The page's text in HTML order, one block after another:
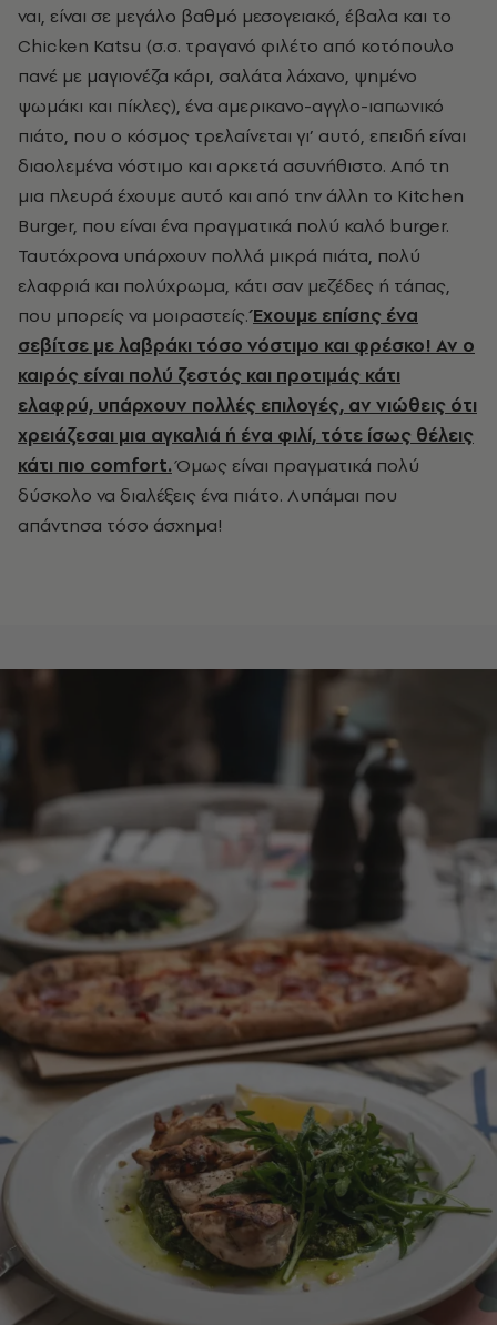
ναι, είναι σε μεγάλο βαθμό μεσογειακό, έβαλα και το
Chicken Katsu (σ.σ. τραγανό φιλέτο από κοτόπουλο
πανέ με μαγιονέζα κάρι, σαλάτα λάχανο, ψημένο
ψωμάκι και πίκλες), ένα αμερικανο-αγγλο-ιαπωνικό
πιάτο, που ο κόσμος τρελαίνεται γι’ αυτό, επειδή είναι
διαολεμένα νόστιμο και αρκετά ασυνήθιστο. Από τη
μια πλευρά έχουμε αυτό και από την άλλη το Kitchen
Burger, που είναι ένα πραγματικά πολύ καλό burger.
Ταυτόχρονα υπάρχουν πολλά μικρά πιάτα, πολύ
ελαφριά και πολύχρωμα, κάτι σαν μεζέδες ή τάπας,
που μπορείς να μοιραστείς.Έχουμε επίσης ένα
σεβίτσε με λαβράκι τόσο νόστιμο και φρέσκο! Αν ο
καιρός είναι πολύ ζεστός και προτιμάς κάτι
ελαφρύ, υπάρχουν πολλές επιλογές, αν νιώθεις ότι
χρειάζεσαι μια αγκαλιά ή ένα φιλί, τότε ίσως θέλεις
κάτι πιο comfort.Όμως είναι πραγματικά πολύ
δύσκολο να διαλέξεις ένα πιάτο. Λυπάμαι που
απάντησα τόσο άσχημα!